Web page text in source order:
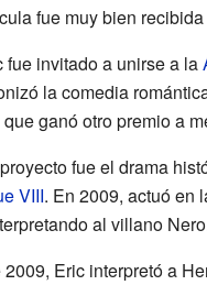
fue muy bien
fue invitado a unirse a la
la comedia
ganó otro premio a
fue el drama
VIII. En 2009, actuó en
al villano
Eric interpretó a